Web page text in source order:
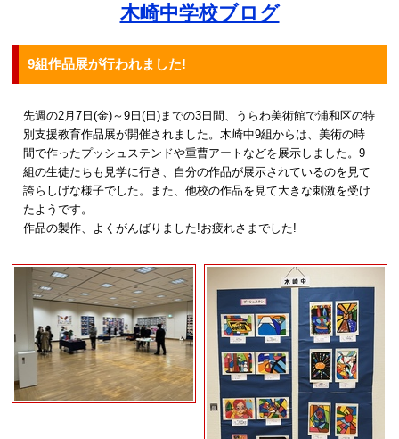
木崎中学校ブログ
9組作品展が行われました!
先週の2月7日(金)～9日(日)までの3日間、うらわ美術館で浦和区の特
別支援教育作品展が開催されました。木崎中9組からは、美術の時
間で作ったプッシュステンドや重曹アートなどを展示しました。9
組の生徒たちも見学に行き、自分の作品が展示されているのを見て
誇らしげな様子でした。また、他校の作品を見て大きな刺激を受け
たようです。
作品の製作、よくがんばりました!お疲れさまでした!